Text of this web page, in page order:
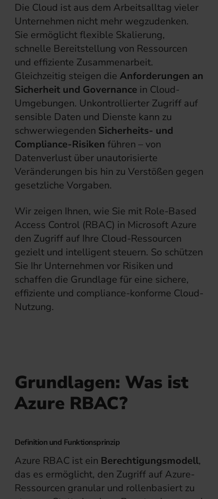
Die Cloud ist aus dem Arbeitsalltag vieler
Unternehmen nicht mehr wegzudenken.
Sie ermöglicht flexible Skalierung,
schnelle Bereitstellung von Ressourcen
und effiziente Zusammenarbeit.
Gleichzeitig steigen die Anforderungen an
Sicherheit und Governance in Cloud-
Umgebungen. Unkontrollierter Zugriff auf
sensible Daten und Dienste kann zu
schwerwiegenden Sicherheits- und
Compliance-Risiken führen – von
Datenverlust über unautorisierte
Veränderungen bis hin zu Verstößen gegen
gesetzliche Vorgaben.
Wir zeigen Ihnen, wie Sie mit Role-Based
Access Control (RBAC) in Microsoft Azure
den Zugriff auf Ihre Cloud-Ressourcen
gezielt und intelligent steuern. So schützen
Sie Ihr Unternehmen vor Risiken und
schaffen die Grundlage für eine sichere,
effiziente und compliance-konforme Cloud-
Nutzung.
Grundlagen: Was ist
Azure RBAC?
Definition und Funktionsprinzip
Azure RBAC ist ein Berechtigungsmodell,
das es ermöglicht, den Zugriff auf Azure-
Ressourcen granular und rollenbasiert zu